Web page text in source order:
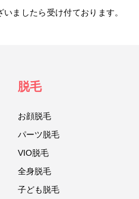
ましたら受け付ております。
脱毛
お顔脱毛
パーツ脱毛
VIO脱毛
全身脱毛
子ども脱毛